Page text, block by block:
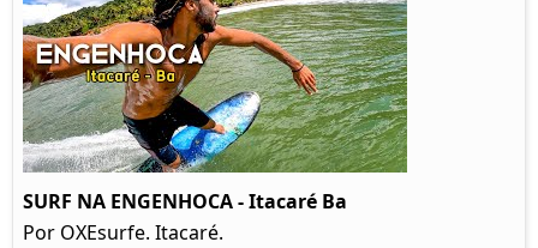
SURF NA ENGENHOCA - Itacaré Ba
Por OXEsurfe. Itacaré.